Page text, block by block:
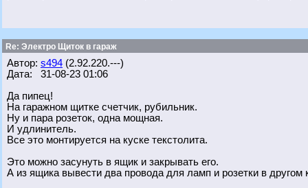
Re: Электро Щиток в гараж
Автор: s494 (2.92.220.---)
Дата: 31-08-23 01:06
Да пипец!
На гаражном щитке счетчик, рубильник.
Ну и пара розеток, одна мощная.
И удлинитель.
Все это монтируется на куске текстолита.
Это можно засунуть в ящик и закрывать его.
А из ящика вывести два провода для ламп и розетки в другом